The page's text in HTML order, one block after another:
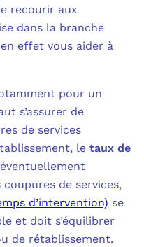
recourir aux
dans la branche
effet vous aider à
pour un
s’assurer de
de services
letaux de
de services,
d’intervention) se
et doit s’équilibrer
de rétablissement.